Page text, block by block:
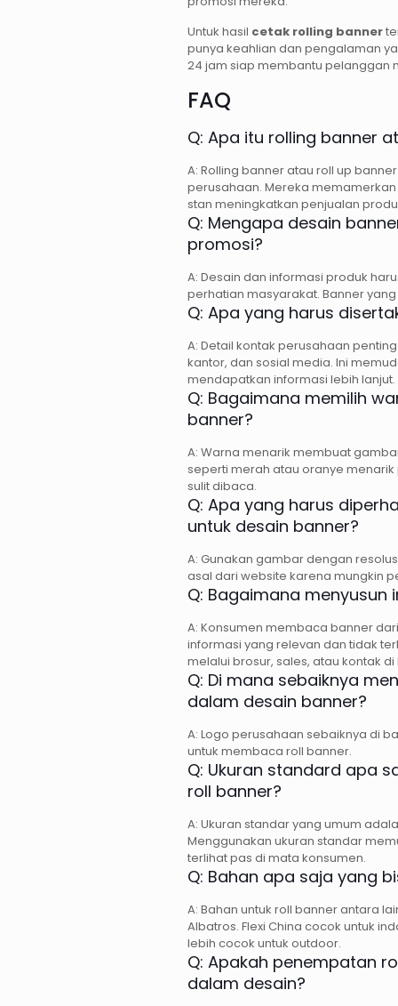
Untuk hasil cetak rolling banner
punya keahlian dan pengalaman
24 jam siap membantu pelanggan
FAQ
Q: Apa itu rolling banner
A: Rolling banner atau roll up
perusahaan. Mereka
stan meningkatkan penjualan
Q: Mengapa desain
promosi?
A: Desain dan informasi produk
perhatian masyarakat. Banner
Q: Apa yang harus
A: Detail kontak perusahaan
kantor, dan sosial media. Ini
mendapatkan informasi lebih lanjut.
Q: Bagaimana memilih
banner?
A: Warna menarik membuat
seperti merah atau oranye
sulit dibaca.
Q: Apa yang harus
untuk desain banner?
A: Gunakan gambar dengan
asal dari website karena mungkin
Q: Bagaimana
A: Konsumen membaca banner
informasi yang relevan dan tidak
melalui brosur, sales, atau kontak
Q: Di mana sebaiknya
dalam desain banner?
A: Logo perusahaan sebaiknya di
untuk membaca roll banner.
Q: Ukuran standard apa
roll banner?
A: Ukuran standar yang umum
Menggunakan ukuran standar
terlihat pas di mata konsumen.
Q: Bahan apa saja yang
A: Bahan untuk roll banner antara
Albatros. Flexi China cocok untuk
lebih cocok untuk outdoor.
Q: Apakah penempatan
dalam desain?